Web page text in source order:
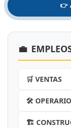
👉
💼
🛒 VENTAS
🛠️
🏗️